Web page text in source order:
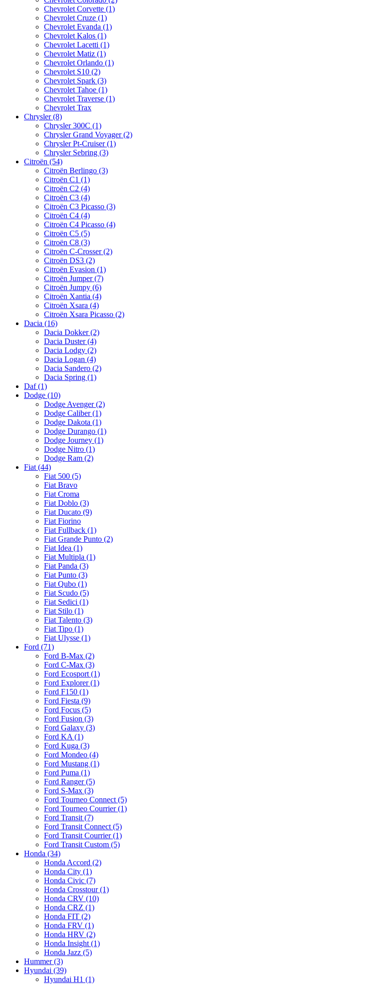
Chevrolet Corvette (1)
Chevrolet Cruze (1)
Chevrolet Evanda (1)
Chevrolet Kalos (1)
Chevrolet Lacetti (1)
Chevrolet Matiz (1)
Chevrolet Orlando (1)
Chevrolet S10 (2)
Chevrolet Spark (3)
Chevrolet Tahoe (1)
Chevrolet Traverse (1)
Chevrolet Trax
Chrysler (8)
Chrysler 300C (1)
Chrysler Grand Voyager (2)
Chrysler Pt-Cruiser (1)
Chrysler Sebring (3)
Citroën (54)
Citroën Berlingo (3)
Citroën C1 (1)
Citroën C2 (4)
Citroën C3 (4)
Citroën C3 Picasso (3)
Citroën C4 (4)
Citroën C4 Picasso (4)
Citroën C5 (5)
Citroën C8 (3)
Citroën C-Crosser (2)
Citroën DS3 (2)
Citroën Evasion (1)
Citroën Jumper (7)
Citroën Jumpy (6)
Citroën Xantia (4)
Citroën Xsara (4)
Citroën Xsara Picasso (2)
Dacia (16)
Dacia Dokker (2)
Dacia Duster (4)
Dacia Lodgy (2)
Dacia Logan (4)
Dacia Sandero (2)
Dacia Spring (1)
Daf (1)
Dodge (10)
Dodge Avenger (2)
Dodge Caliber (1)
Dodge Dakota (1)
Dodge Durango (1)
Dodge Journey (1)
Dodge Nitro (1)
Dodge Ram (2)
Fiat (44)
Fiat 500 (5)
Fiat Bravo
Fiat Croma
Fiat Doblo (3)
Fiat Ducato (9)
Fiat Fiorino
Fiat Fullback (1)
Fiat Grande Punto (2)
Fiat Idea (1)
Fiat Multipla (1)
Fiat Panda (3)
Fiat Punto (3)
Fiat Qubo (1)
Fiat Scudo (5)
Fiat Sedici (1)
Fiat Stilo (1)
Fiat Talento (3)
Fiat Tipo (1)
Fiat Ulysse (1)
Ford (71)
Ford B-Max (2)
Ford C-Max (3)
Ford Ecosport (1)
Ford Explorer (1)
Ford F150 (1)
Ford Fiesta (9)
Ford Focus (5)
Ford Fusion (3)
Ford Galaxy (3)
Ford KA (1)
Ford Kuga (3)
Ford Mondeo (4)
Ford Mustang (1)
Ford Puma (1)
Ford Ranger (5)
Ford S-Max (3)
Ford Tourneo Connect (5)
Ford Tourneo Courrier (1)
Ford Transit (7)
Ford Transit Connect (5)
Ford Transit Courrier (1)
Ford Transit Custom (5)
Honda (34)
Honda Accord (2)
Honda City (1)
Honda Civic (7)
Honda Crosstour (1)
Honda CRV (10)
Honda CRZ (1)
Honda FIT (2)
Honda FRV (1)
Honda HRV (2)
Honda Insight (1)
Honda Jazz (5)
Hummer (3)
Hyundai (39)
Hyundai H1 (1)